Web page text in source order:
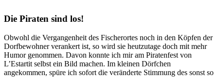
Die Piraten sind los!
Obwohl die Vergangenheit des Fischerortes noch in den Köpfen der
Dorfbewohner verankert ist, so wird sie heutzutage doch mit mehr
Humor genommen. Davon konnte ich mir am Piratenfest von
L’Estartit selbst ein Bild machen. Im kleinen Dörfchen
angekommen, spüre ich sofort die veränderte Stimmung des sonst so